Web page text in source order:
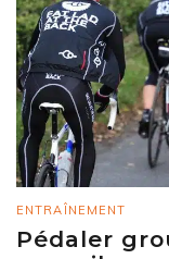
ENTRAÎNEMENT
Pédaler